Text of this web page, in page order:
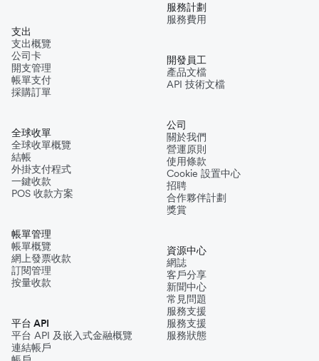
支出
支出概覽
公司卡
開支管理
帳單支付
採購訂單
全球收單
全球收單概覽
結帳
外掛支付程式
一鍵收款
POS 收款方案
帳單管理
帳單概覽
網上發票收款
訂閱管理
按量收款
平台 API
平台 API 及嵌入式金融概覽
連結帳戶
服務計劃
服務費用
開發員工
產品文檔
API 技術文檔
公司
關於我們
營運原則
使用條款
Cookie 設置中心
招聘
合作夥伴計劃
獎賞
資源中心
網誌
客戶分享
新聞中心
常見問題
服務支援
服務支援
服務狀態